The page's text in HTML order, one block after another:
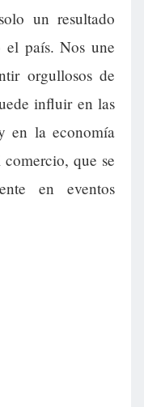
un resultado
el país. Nos une
orgullosos de
influir en las
en la economía
que se
en eventos